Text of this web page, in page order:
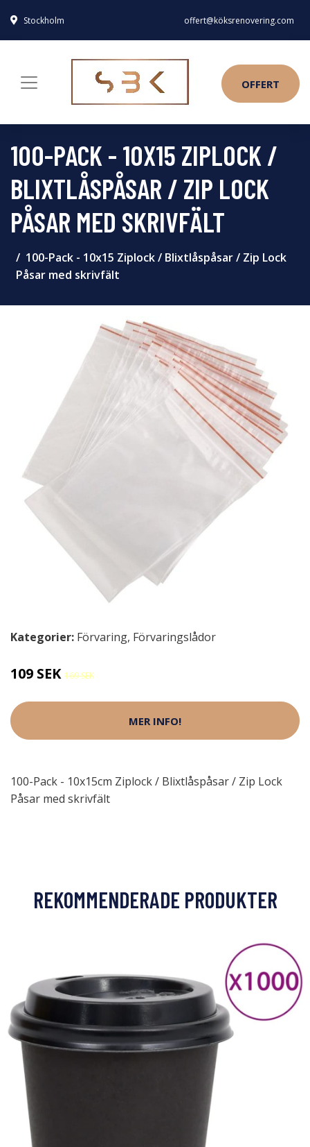
Stockholm offert@köksrenovering.com
OFFERT
100-PACK - 10X15 ZIPLOCK /
BLIXTLÅSPÅSAR / ZIP LOCK
PÅSAR MED SKRIVFÄLT
100-Pack - 10x15 Ziplock / Blixtlåspåsar / Zip Lock
Påsar med skrivfält
Kategorier: Förvaring, Förvaringslådor
109 SEK 169 SEK
MER INFO!
100-Pack - 10x15cm Ziplock / Blixtlåspåsar / Zip Lock
Påsar med skrivfält
REKOMMENDERADE PRODUKTER